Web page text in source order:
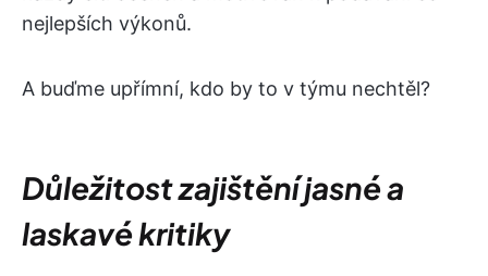
nejlepších výkonů.
A buďme upřímní, kdo by to v týmu nechtěl?
Důležitost zajištění jasné a
laskavé kritiky